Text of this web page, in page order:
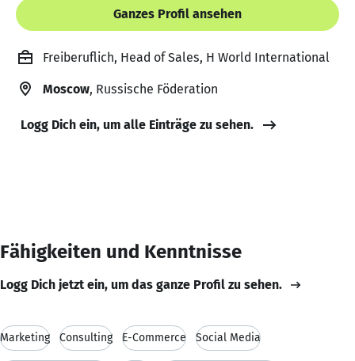
Ganzes Profil ansehen
Freiberuflich, Head of Sales, H World International
Moscow, Russische Föderation
Logg Dich ein, um alle Einträge zu sehen.
Fähigkeiten und Kenntnisse
Logg Dich jetzt ein, um das ganze Profil zu sehen.
Marketing Consulting E-Commerce Social Media